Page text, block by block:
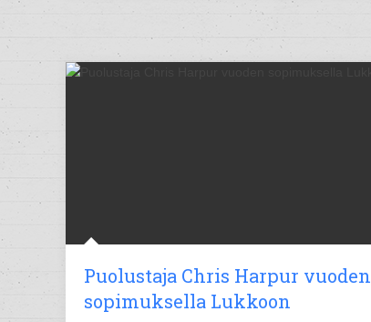
Puolustaja Chris Harpur vuoden
sopimuksella Lukkoon